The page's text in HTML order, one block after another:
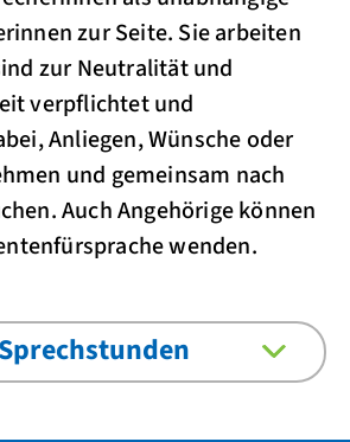
zur Seite. Sie arbeiten
zur Neutralität und
verpflichtet und
Anliegen, Wünsche oder
und gemeinsam nach
Auch Angehörige können
wenden.